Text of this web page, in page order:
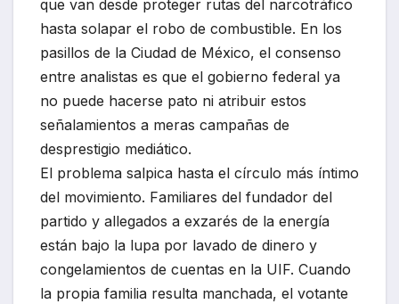
que van desde proteger rutas del narcotráfico
hasta solapar el robo de combustible. En los
pasillos de la Ciudad de México, el consenso
entre analistas es que el gobierno federal ya
no puede hacerse pato ni atribuir estos
señalamientos a meras campañas de
desprestigio mediático.
El problema salpica hasta el círculo más íntimo
del movimiento. Familiares del fundador del
partido y allegados a exzarés de la energía
están bajo la lupa por lavado de dinero y
congelamientos de cuentas en la UIF. Cuando
la propia familia resulta manchada, el votante